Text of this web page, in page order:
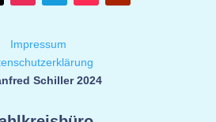
Impressum
Schiller 2024